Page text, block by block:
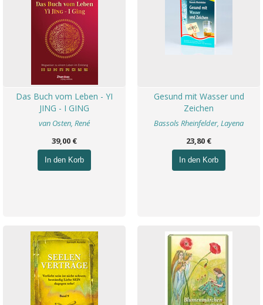
Das Buch vom Leben - YI
JING - I GING
van Osten, René
39,00 €
In den Korb
Gesund mit Wasser und
Zeichen
Bassols Rheinfelder, Layena
23,80 €
In den Korb